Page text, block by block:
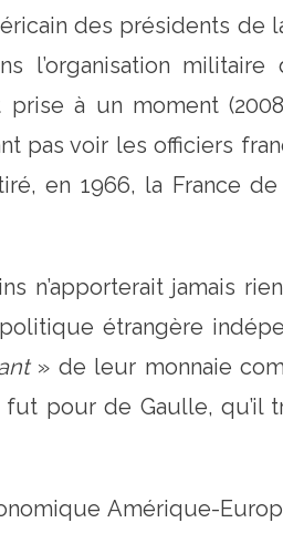
des présidents de
militaire
à un moment
pas voir les officiers
en 1966, la France
n’apporterait jamais
étrangère
» de leur monnaie
pour de Gaulle, qu’il
Amérique-